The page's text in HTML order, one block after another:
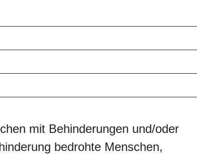
mit Behinderungen und/oder
bedrohte Menschen,